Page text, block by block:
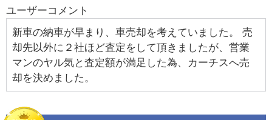
ユーザーコメント
新車の納車が早まり、車売却を考えていました。 売
却先以外に２社ほど査定をして頂きましたが、営業
マンのヤル気と査定額が満足した為、カーチスへ売
却を決めました。